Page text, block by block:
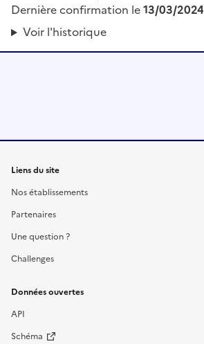
Dernière confirmation le13/03/2024
Voir l'historique
Liens du site
Nos établissements
Partenaires
Une question ?
Challenges
Données ouvertes
API
Schéma